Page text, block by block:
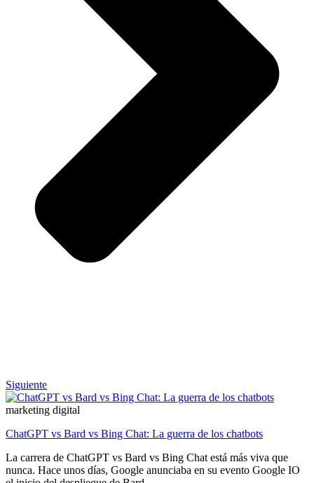
Siguiente
marketing digital
ChatGPT vs Bard vs Bing Chat: La guerra de los chatbots
La carrera de ChatGPT vs Bard vs Bing Chat está más viva que
nunca. Hace unos días, Google anunciaba en su evento Google IO